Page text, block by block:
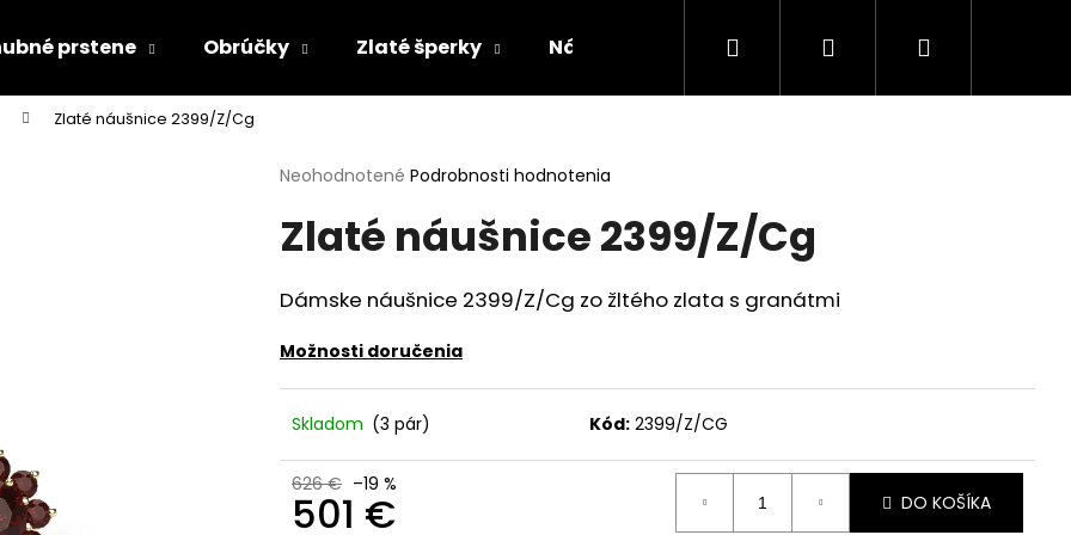
prstene Obrúčky Zlaté šperky Náušnice Novinka Kolekcie
Hľadať PrihlásenieNákupný
Zlaté náušnice 2399/Z/Cg
Priemerné
produktu
je
z
5
Neohodnotené Podrobnosti hodnotenia
Zlaté náušnice 2399/Z/Cg
Dámske náušnice 2399/Z/Cg zo žltého zlata s granátmi
Možnosti doručenia
Skladom (3 pár) Kód: 2399/Z/CG
626 € –19 %
501 € DO KOŠÍKA
Čo potrebujete nájsť?
HĽADAŤ